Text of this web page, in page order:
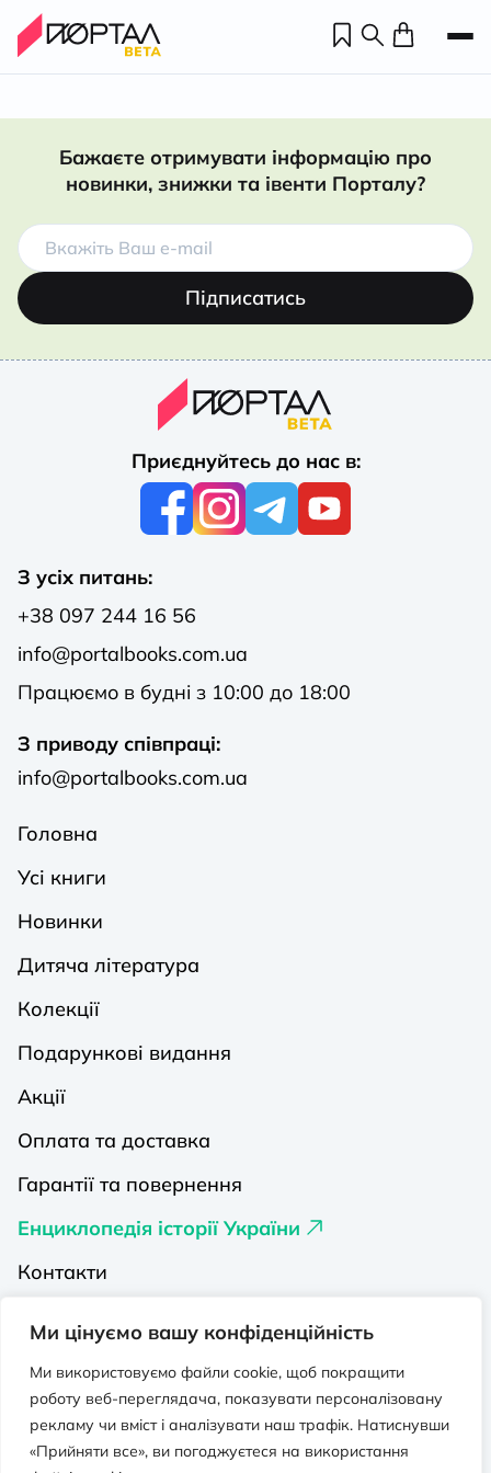
Ми цінуємо вашу конфіденційність
Ми використовуємо файли cookie, щоб покращити
роботу веб-переглядача, показувати персоналізовану
рекламу чи вміст і аналізувати наш трафік. Натиснувши
«Прийняти все», ви погоджуєтеся на використання
Бажаєте отримувати інформацію про
новинки, знижки та івенти Порталу?
Підписатись
Приєднуйтесь до нас в:
З усіх питань:
+38 097 244 16 56
info@portalbooks.com.ua
Працюємо в будні з 10:00 до 18:00
З приводу співпраці:
info@portalbooks.com.ua
Головна
Усі книги
Новинки
Дитяча література
Колекції
Подарункові видання
Акції
Оплата та доставка
Гарантії та повернення
Енциклопедія історії України
Контакти
Видавництва на Порталі
Політика конфіденційності
Публічна оферта